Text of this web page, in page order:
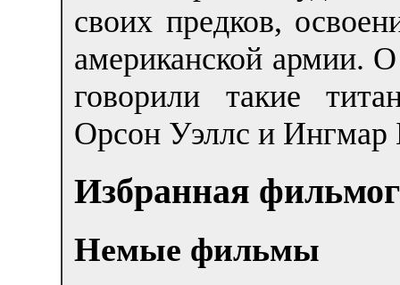
своих предков,
американской армии.
говорили такие
Орсон Уэллс и Ингмар
Избранная
Немые фильмы